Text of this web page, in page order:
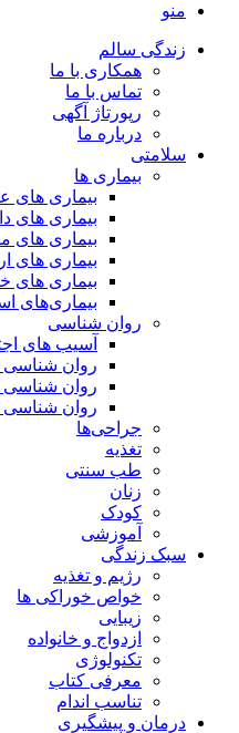
منو
زندگی سالم
همکاری با ما
تماس با ما
رپورتاژ آگهی
درباره ما
سلامتی
بیماری ها
بیماری های
بیماری های
بیماری های
بیماری های
بیماری های
بیماری‌های
روان شناسی
آسیب های
روان شناسی
روان شناسی
روان
جراحی‌ها
تغذیه
طب سنتی
زنان
کودک
آموزشی
سبک زندگی
رژیم و تغذیه
خواص خوراکی ها
زیبایی
ازدواج و خانواده
تکنولوژی
معرفی کتاب
تناسب اندام
درمان و پیشگیری